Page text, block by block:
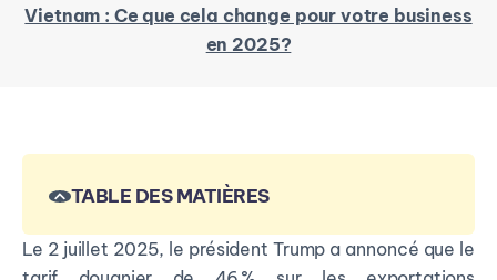
Vietnam : Ce que cela change pour votre business
en 2025?
Le 2 juillet 2025, le président Trump a annoncé que le
TABLE DES MATIÈRES